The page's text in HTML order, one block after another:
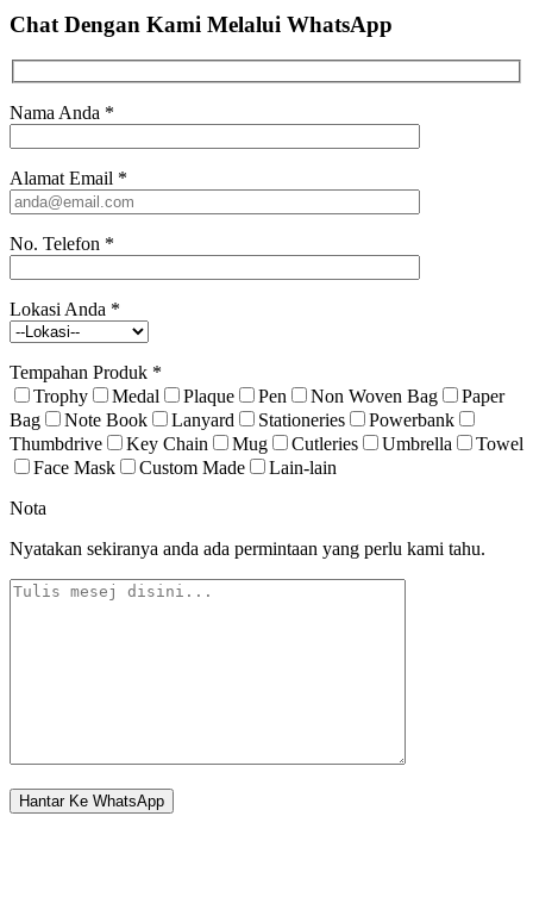
Chat Dengan Kami Melalui WhatsApp
Nama Anda *
Alamat Email *
No. Telefon *
Lokasi Anda *
Tempahan Produk *
Trophy
Medal Plaque Pen Non Woven Bag
Paper
Bag
Note Book Lanyard Stationeries
Powerbank
Thumbdrive
Key Chain Mug Cutleries Umbrella
Towel
Face Mask
Custom Made
Lain-lain
Nota
Nyatakan sekiranya anda ada permintaan yang perlu kami tahu.